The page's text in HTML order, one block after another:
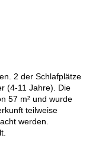
2 der Schlafplätze
(4-11 Jahre). Die
57 m² und wurde
teilweise
werden.